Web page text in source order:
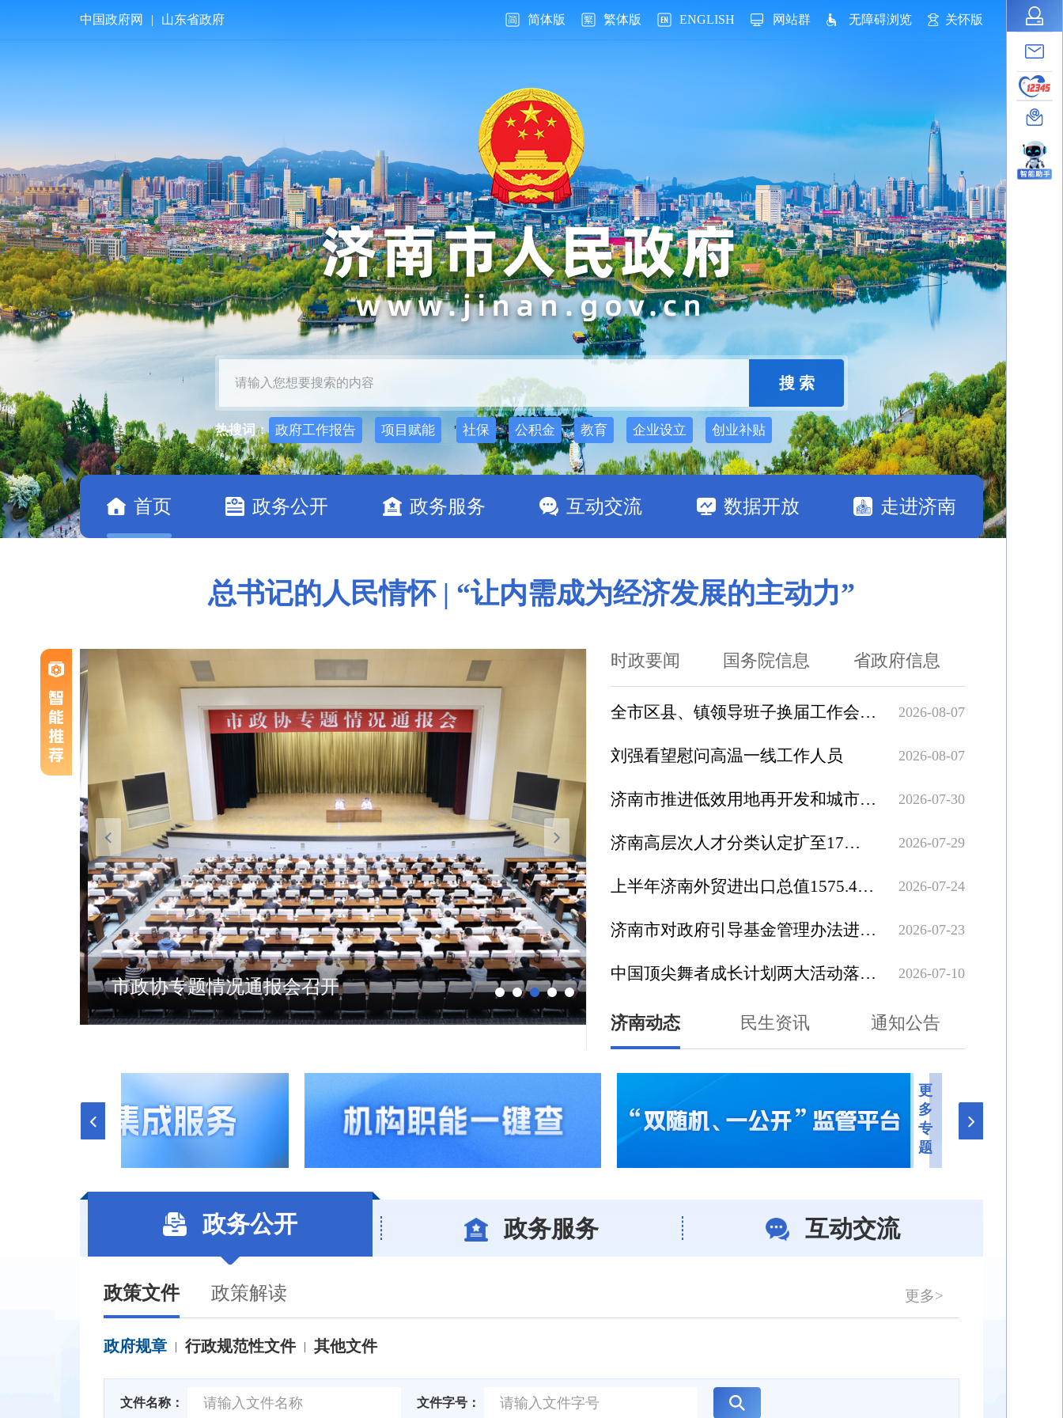
中国政府网 | 山东省政府 简体版 繁体版 ENGLISH 网站群 无障碍浏览 关怀版
热搜词： 政府工作报告 项目赋能 ' 社保 公积金 教育 企业设立 创业补贴
首页 政务公开 政务服务 互动交流 数据开放 走进济南
总书记的人民情怀 | “让内需成为经济发展的主动力”
市政协专题情况通报会召开 市委常委会召开会议
时政要闻 国务院信息 省政府信息
全市区县、镇领导班子换届工作会议召开 2026-08-07
刘强看望慰问高温一线工作人员 2026-08-07
济南市推进低效用地再开发和城市更新 2026-07-30
济南高层次人才分类认定扩至17个领域 2026-07-29
上半年济南外贸进出口总值1575.4亿元 2026-07-24
济南市对政府引导基金管理办法进行修改 2026-07-23
中国顶尖舞者成长计划两大活动落地济南 2026-07-10
济南动态 民生资讯 通知公告
更
多
专
题
政务公开 政务服务 互动交流
政策文件 政策解读 更多>
政府规章 行政规范性文件 其他文件
文件名称： 文件字号：